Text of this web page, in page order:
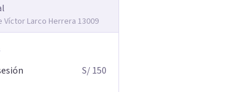
Larco Herrera 13009
S/ 150